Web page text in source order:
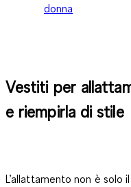
donna
Vestiti per
e riempirla di stile
L’allattamento non è solo